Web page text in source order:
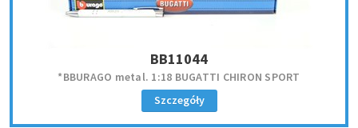
BB11044
*BBURAGO metal. 1:18 BUGATTI CHIRON SPORT
Szczegóły